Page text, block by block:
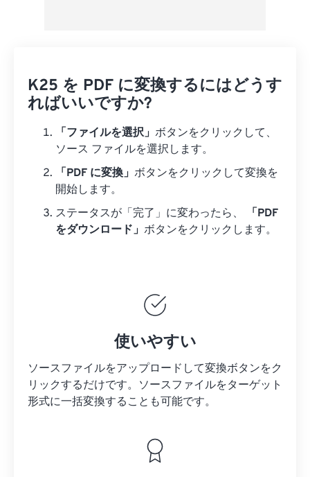
K25 を PDF に変換するにはどうす
ればいいですか?
「ファイルを選択」 ボタンをクリックして、
ソース ファイルを選択します。
「PDF に変換」 ボタンをクリックして変換を
開始します。
ステータスが「完了」に変わったら、
「PDF
をダウンロード」 ボタンをクリックします。
使いやすい
ソースファイルをアップロードして変換ボタンをク
リックするだけです。 ソースファイルをターゲット
形式に一括変換することも可能です。